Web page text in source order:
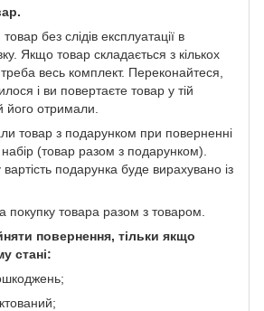
без слідів експлуатації в
Якщо товар складається з кількох
весь комплект. Переконайтеся,
і ви повертаєте товар у тій
його отримали.
товар з подарунком при поверненні
(товар разом з подарунком).
подарунка буде вирахувано із
покупку товара разом з товаром.
повернення, тільки якщо
стані: